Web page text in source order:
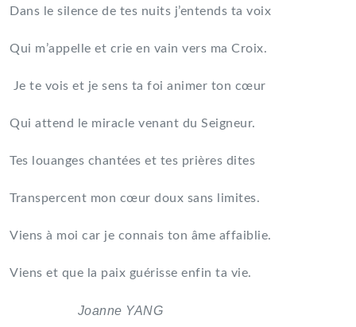
Dans le silence de tes nuits j’entends ta voix
Qui m’appelle et crie en vain vers ma Croix.
Je te vois et je sens ta foi animer ton cœur
Qui attend le miracle venant du Seigneur.
Tes louanges chantées et tes prières dites
Transpercent mon cœur doux sans limites.
Viens à moi car je connais ton âme affaiblie.
Viens et que la paix guérisse enfin ta vie.
Joanne YANG